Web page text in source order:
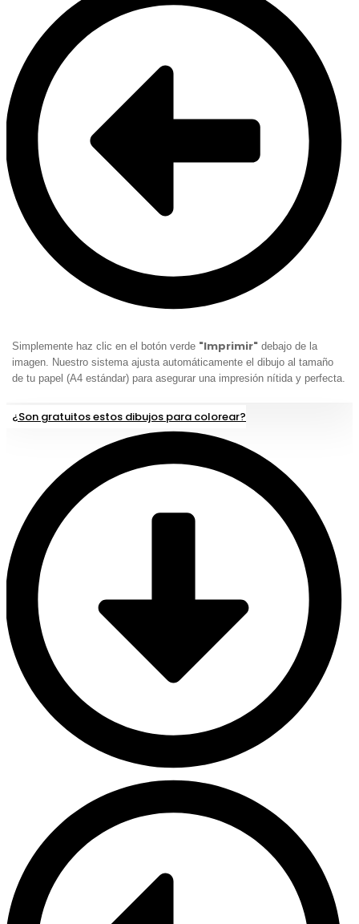
Simplemente haz clic en el botón verde "Imprimir" debajo de la
imagen. Nuestro sistema ajusta automáticamente el dibujo al tamaño
de tu papel (A4 estándar) para asegurar una impresión nítida y perfecta.
¿Son gratuitos estos dibujos para colorear?